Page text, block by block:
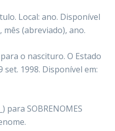
Local: ano. Disponível
mês (abreviado), ano.
o nascituro. O Estado
set. 1998. Disponível em:
para SOBRENOMES